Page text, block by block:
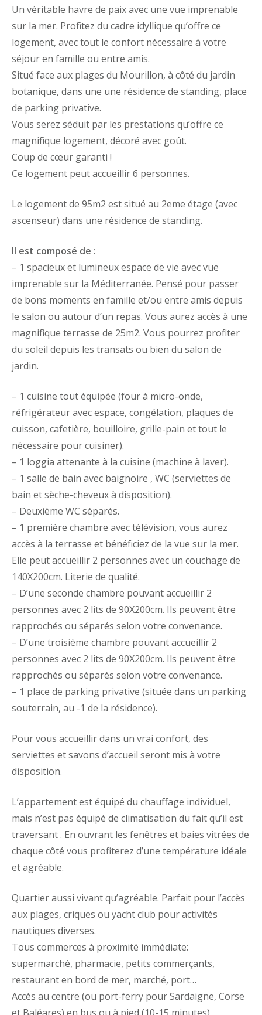
Un véritable havre de paix avec une vue imprenable
sur la mer. Profitez du cadre idyllique qu’offre ce
logement, avec tout le confort nécessaire à votre
séjour en famille ou entre amis.
Situé face aux plages du Mourillon, à côté du jardin
botanique, dans une une résidence de standing, place
de parking privative.
Vous serez séduit par les prestations qu’offre ce
magnifique logement, décoré avec goût.
Coup de cœur garanti !
Ce logement peut accueillir 6 personnes.
Le logement de 95m2 est situé au 2eme étage (avec
ascenseur) dans une résidence de standing.
Il est composé de :
– 1 spacieux et lumineux espace de vie avec vue
imprenable sur la Méditerranée. Pensé pour passer
de bons moments en famille et/ou entre amis depuis
le salon ou autour d’un repas. Vous aurez accès à une
magnifique terrasse de 25m2. Vous pourrez profiter
du soleil depuis les transats ou bien du salon de
jardin.
– 1 cuisine tout équipée (four à micro-onde,
réfrigérateur avec espace, congélation, plaques de
cuisson, cafetière, bouilloire, grille-pain et tout le
nécessaire pour cuisiner).
– 1 loggia attenante à la cuisine (machine à laver).
– 1 salle de bain avec baignoire , WC (serviettes de
bain et sèche-cheveux à disposition).
– Deuxième WC séparés.
– 1 première chambre avec télévision, vous aurez
accès à la terrasse et bénéficiez de la vue sur la mer.
Elle peut accueillir 2 personnes avec un couchage de
140X200cm. Literie de qualité.
– D’une seconde chambre pouvant accueillir 2
personnes avec 2 lits de 90X200cm. Ils peuvent être
rapprochés ou séparés selon votre convenance.
– D’une troisième chambre pouvant accueillir 2
personnes avec 2 lits de 90X200cm. Ils peuvent être
rapprochés ou séparés selon votre convenance.
– 1 place de parking privative (située dans un parking
souterrain, au -1 de la résidence).
Pour vous accueillir dans un vrai confort, des
serviettes et savons d’accueil seront mis à votre
disposition.
L’appartement est équipé du chauffage individuel,
mais n’est pas équipé de climatisation du fait qu’il est
traversant . En ouvrant les fenêtres et baies vitrées de
chaque côté vous profiterez d’une température idéale
et agréable.
Quartier aussi vivant qu’agréable. Parfait pour l’accès
aux plages, criques ou yacht club pour activités
nautiques diverses.
Tous commerces à proximité immédiate:
supermarché, pharmacie, petits commerçants,
restaurant en bord de mer, marché, port…
Accès au centre (ou port-ferry pour Sardaigne, Corse